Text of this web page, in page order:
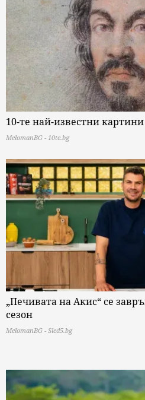
10-те най-известни
MelomanBG - 10te.bg
„Печивата на Акис“ се
сезон
MelomanBG - Sled5.bg